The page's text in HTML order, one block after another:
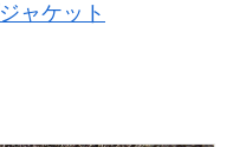
ャケット